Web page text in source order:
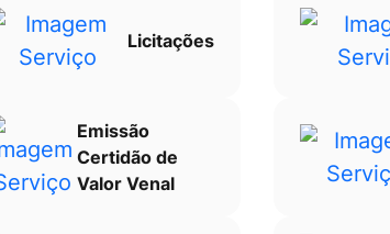
Licitações
Emissão
Certidão de
Valor Venal